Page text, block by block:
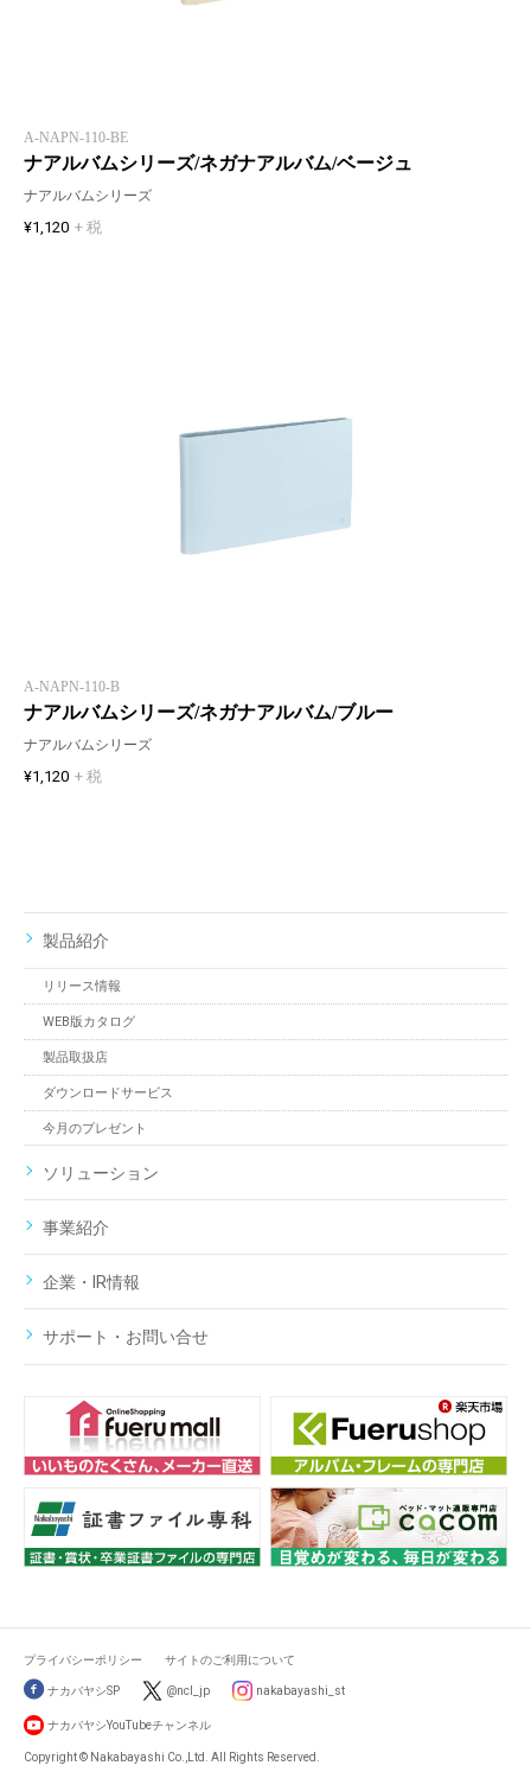
A-NAPN-110-BE
ナアルバムシリーズ/ネガナアルバム/ベージュ
ナアルバムシリーズ
¥1,120 + 税
A-NAPN-110-B
ナアルバムシリーズ/ネガナアルバム/ブルー
ナアルバムシリーズ
¥1,120 + 税
製品紹介
リリース情報
WEB版カタログ
製品取扱店
ダウンロードサービス
今月のプレゼント
ソリューション
事業紹介
企業・IR情報
サポート・お問い合せ
プライバシーポリシー サイトのご利用について
ナカバヤシSP @ncl_jp nakabayashi_st
ナカバヤシYouTubeチャンネル
Copyright © Nakabayashi Co.,Ltd. All Rights Reserved.